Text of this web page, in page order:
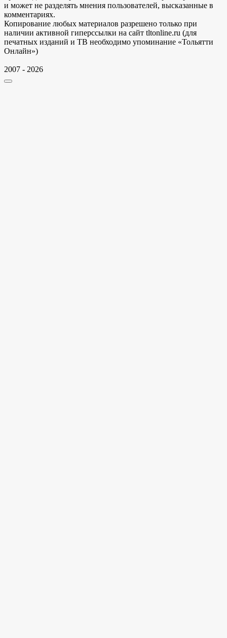
и может не разделять мнения пользователей, высказанные в
комментариях.
Копирование любых материалов разрешено только при
наличии активной гиперссылки на сайт tltonline.ru (для
печатных изданий и ТВ необходимо упоминание «Тольятти
Онлайн»)
2007 - 2026